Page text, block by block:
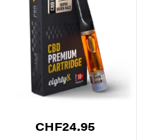
CHF24.95